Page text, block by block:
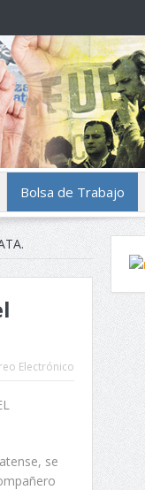
Bolsa de Trabajo
Electrónico
se